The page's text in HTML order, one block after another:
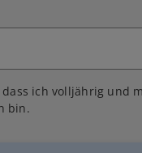
ich volljährig und
bin.